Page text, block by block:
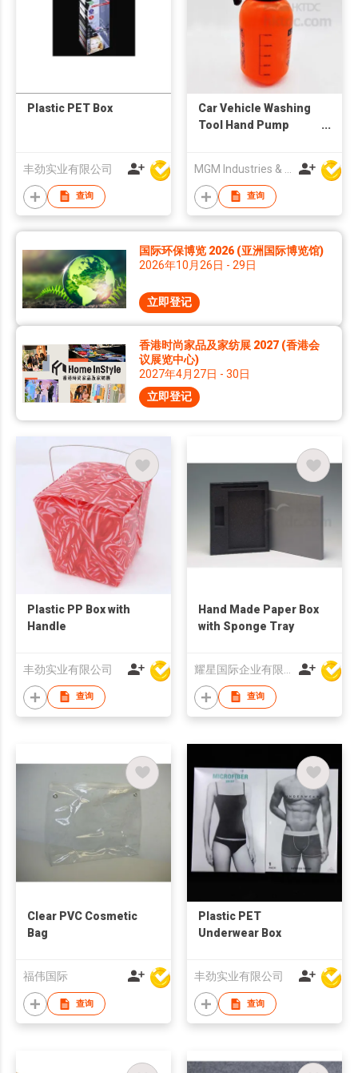
Plastic PET Box
丰劲实业有限公司
查询
Car Vehicle Washing
Tool Hand Pump
查询
国际环保博览 2026 (亚洲国际博览馆)
2026年10月26日 - 29日
立即登记
香港时尚家品及家纺展 2027 (香港会
议展览中心)
2027年4月27日 - 30日
立即登记
Plastic PP Box with
Handle
丰劲实业有限公司
查询
Hand Made Paper Box
with Sponge Tray
查询
Clear PVC Cosmetic
Bag
福伟国际
查询
Plastic PET
Underwear Box
丰劲实业有限公司
查询